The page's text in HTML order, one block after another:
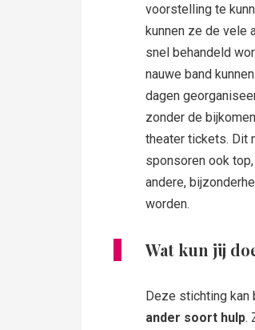
voorstelling te
kunnen ze de vele
snel behandeld
nauwe band
dagen
zonder de
theater tickets. Dit
sponsoren ook
andere,
worden.
Wat kun jij
Deze stichting kan
ander soort hulp.